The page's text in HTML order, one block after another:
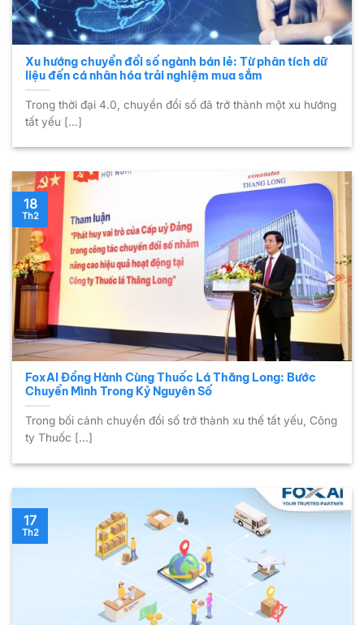
Xu hướng chuyển đổi số ngành bán lẻ: Từ phân tích dữ
liệu đến cá nhân hóa trải nghiệm mua sắm
Trong thời đại 4.0, chuyển đổi số đã trở thành một xu hướng
tất yếu [...]
FoxAI Đồng Hành Cùng Thuốc Lá Thăng Long: Bước
Chuyển Mình Trong Kỷ Nguyên Số
Trong bối cảnh chuyển đổi số trở thành xu thế tất yếu, Công
ty Thuốc [...]
18
Th2
17
Th2